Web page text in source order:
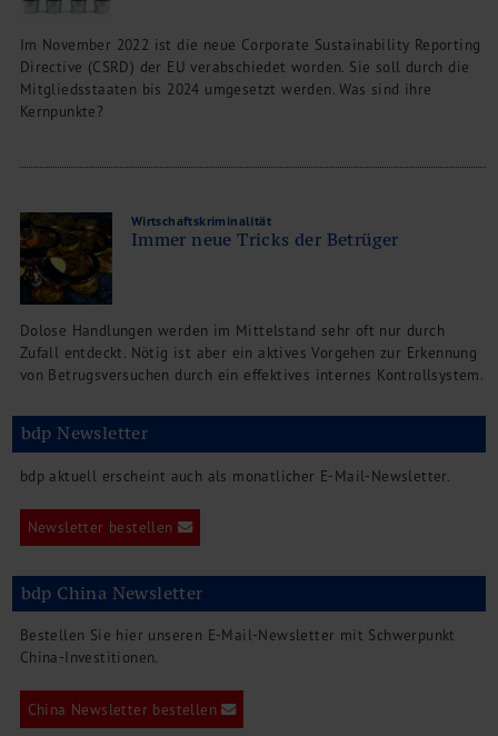
Im November 2022 ist die neue Corporate Sustainability Reporting
Directive (CSRD) der EU verabschiedet worden. Sie soll durch die
Mitgliedsstaaten bis 2024 umgesetzt werden. Was sind ihre
Kernpunkte?
Wirtschaftskriminalität
Immer neue Tricks der Betrüger
Dolose Handlungen werden im Mittelstand sehr oft nur durch
Zufall entdeckt. Nötig ist aber ein aktives Vorgehen zur Erkennung
von Betrugsversuchen durch ein effektives internes Kontrollsystem.
bdp Newsletter
bdp aktuell erscheint auch als monatlicher E-Mail-Newsletter.
Newsletter bestellen
bdp China Newsletter
Bestellen Sie hier unseren E-Mail-Newsletter mit Schwerpunkt
China-Investitionen.
China Newsletter bestellen